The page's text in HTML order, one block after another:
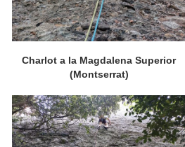
Charlot a la Magdalena Superior
(Montserrat)